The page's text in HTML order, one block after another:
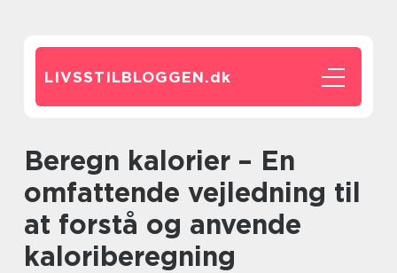
LIVSSTILBLOGGEN.dk
Beregn kalorier – En
omfattende vejledning til
at forstå og anvende
kaloriberegning